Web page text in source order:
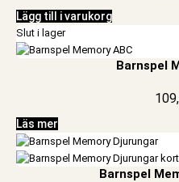
Lägg till i varukorg
Slut i lager
Barnspel
Läs mer
Barnspel